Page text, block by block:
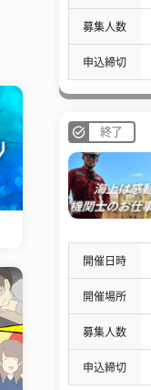
募集人数
申込締切
終了
開催日時
開催場所
募集人数
申込締切